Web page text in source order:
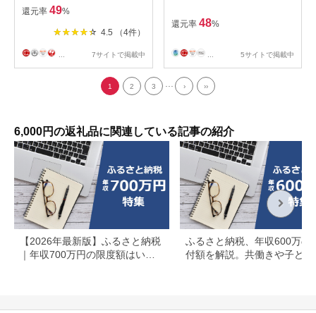
還元率 49%
4.5 （4件）
7サイトで掲載中
還元率 48%
5サイトで掲載中
1 2 3 › ››
6,000円の返礼品に関連している記事の紹介
【2026年最新版】ふるさと納税
｜年収700万円の限度額はいく
ふるさと納税、年収600万の
付額を解説。共働きや子ども